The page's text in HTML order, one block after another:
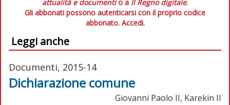
attualità e documentio a Il Regno digitale.
Gli abbonati possono autenticarsi con il proprio codice
abbonato. Accedi.
Leggi anche
Documenti, 2015-14
Dichiarazione comune
Giovanni Paolo II, Karekin II